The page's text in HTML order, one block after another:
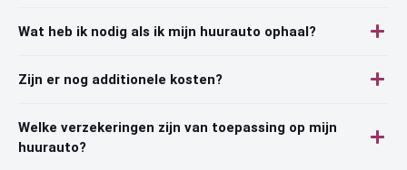
Wat heb ik nodig als ik mijn huurauto ophaal?
Zijn er nog additionele kosten?
Welke verzekeringen zijn van toepassing op mijn
huurauto?